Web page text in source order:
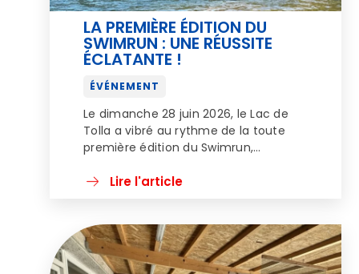
LA PREMIÈRE ÉDITION DU
SWIMRUN : UNE RÉUSSITE
ÉCLATANTE !
ÉVÉNEMENT
Le dimanche 28 juin 2026, le Lac de
Tolla a vibré au rythme de la toute
première édition du Swimrun,
Corse du Sport d’Entreprise. Une
marqué par la convivialité, le
dépassement de soi et une énergie
collective exceptionnelle. […]
Lire l'article